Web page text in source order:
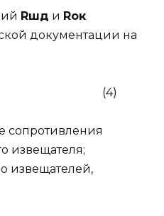
Rшд и Rок
документации на
(4)
сопротивления
извещателя;
извещателей,